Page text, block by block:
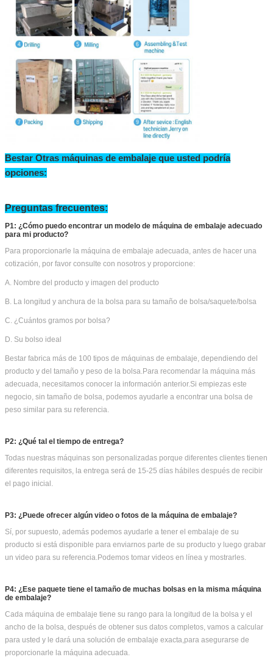
Bestar Otras máquinas de embalaje que usted podría
opciones: